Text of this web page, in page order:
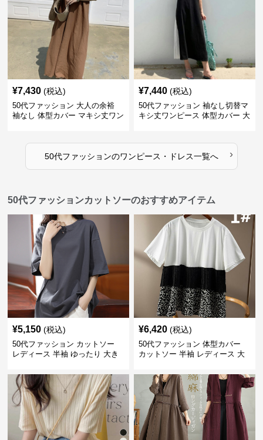
¥7,430 (税込)
50代ファッション 大人の余裕
袖なし 体型カバー マキシ丈ワン
¥7,440 (税込)
50代ファッション 袖なし切替マ
キシ丈ワンピース 体型カバー 大
50代ファッションのワンピース・ドレス一覧へ ›
50代ファッションカットソーのおすすめアイテム
¥5,150 (税込)
50代ファッション カットソー
レディース 半袖 ゆったり 大き
¥6,420 (税込)
50代ファッション 体型カバー
カットソー 半袖 レディース 大